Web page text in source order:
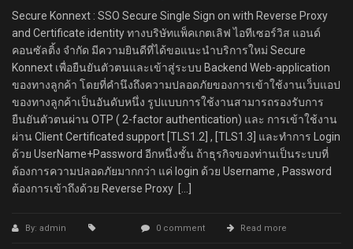
Secure Konnext : SSO Secure Single Sign on with Reverse Proxy
and Certificate identity ทางบริษัทแพ็คเกตเลิฟ ไอทีเซอร์วิส แอนด์
คอนซัลติ้ง จำกัด มีความยินดีที่ได้ขอแนะนำบริการใหม่ Secure
Konnext เพื่อยืนยันตัวตนและเข้าสู่ระบบ Backend Web-application
ของทางลูกค้า โดยที่คำนึงถึงความปลอดภัยของการเข้าใช้งานเว็บแอป
ของทางลูกค้าเป็นอันดับหนึ่ง รูปแบบการใช้งานสามารถรองรับการ
ยืนยันตัวตนผ่าน OTP ( 2-factor authentication) และ การเข้าใช้งาน
ผ่าน Client Certificated support [TLS1.2] , [TLS1.3] และทำการ Login
ด้วย UserName+Password อีกหนึ่งชั้น ถ้าธุรกิจของท่านเป็นระบบที่
ต้องการความปลอดภัยมากกว่า แค่ login ด้วย Username , Password
ต้องการเข้าถึงด้วย Reverse Proxy […]
By: admin 0 comment Read more